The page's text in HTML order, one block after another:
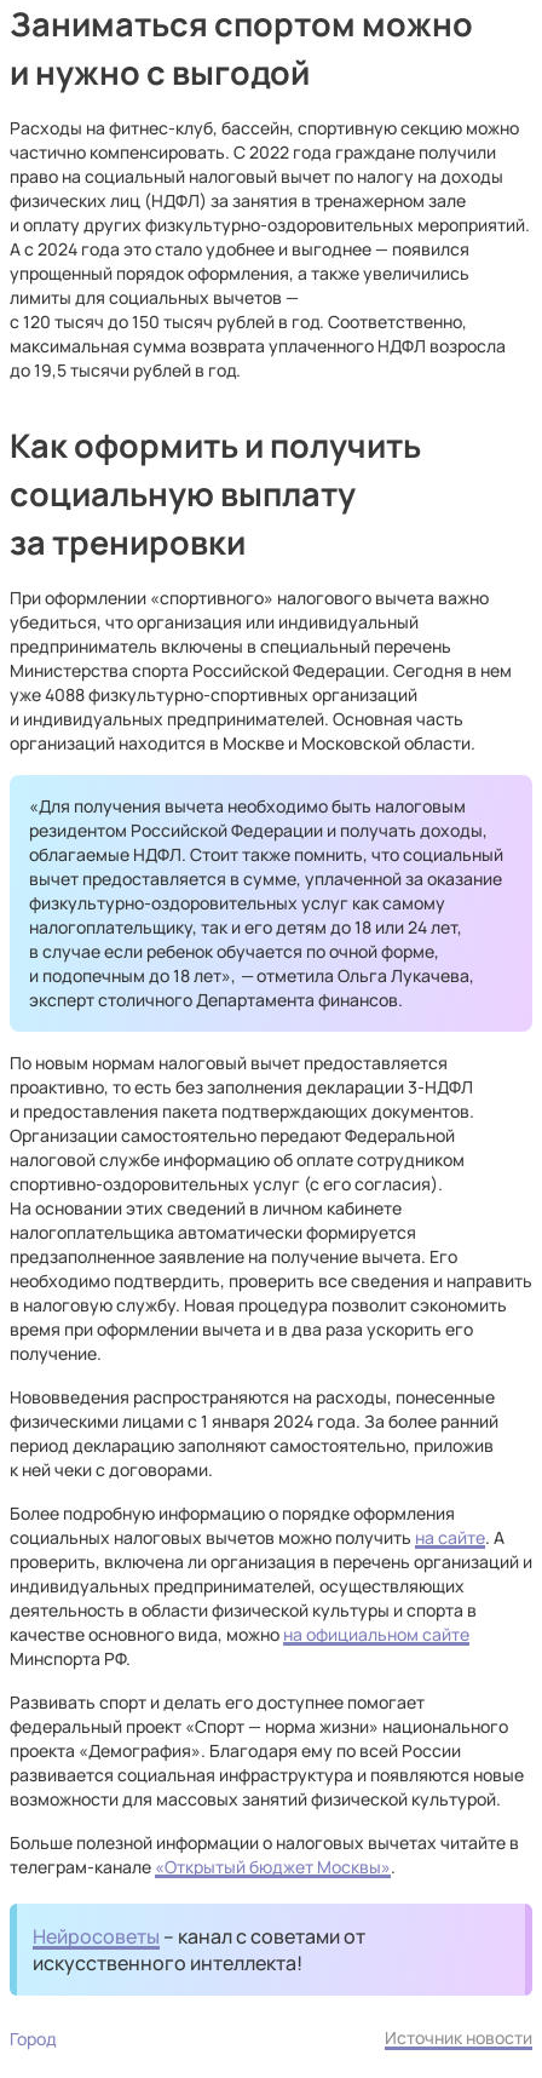
Заниматься спортом можно
и нужно с выгодой
Расходы на фитнес-клуб, бассейн, спортивную секцию можно
частично компенсировать. С 2022 года граждане получили
право на социальный налоговый вычет по налогу на доходы
физических лиц (НДФЛ) за занятия в тренажерном зале
и оплату других физкультурно-оздоровительных мероприятий.
А с 2024 года это стало удобнее и выгоднее — появился
упрощенный порядок оформления, а также увеличились
лимиты для социальных вычетов —
с 120 тысяч до 150 тысяч рублей в год. Соответственно,
максимальная сумма возврата уплаченного НДФЛ возросла
до 19,5 тысячи рублей в год.
Как оформить и получить
социальную выплату
за тренировки
При оформлении «спортивного» налогового вычета важно
убедиться, что организация или индивидуальный
предприниматель включены в специальный перечень
Министерства спорта Российской Федерации. Сегодня в нем
уже 4088 физкультурно-спортивных организаций
и индивидуальных предпринимателей. Основная часть
организаций находится в Москве и Московской области.
«Для получения вычета необходимо быть налоговым
резидентом Российской Федерации и получать доходы,
облагаемые НДФЛ. Стоит также помнить, что социальный
вычет предоставляется в сумме, уплаченной за оказание
физкультурно-оздоровительных услуг как самому
налогоплательщику, так и его детям до 18 или 24 лет,
в случае если ребенок обучается по очной форме,
и подопечным до 18 лет», —отметила Ольга Лукачева,
эксперт столичного Департамента финансов.
По новым нормам налоговый вычет предоставляется
проактивно, то есть без заполнения декларации 3-НДФЛ
и предоставления пакета подтверждающих документов.
Организации самостоятельно передают Федеральной
налоговой службе информацию об оплате сотрудником
спортивно-оздоровительных услуг (с его согласия).
На основании этих сведений в личном кабинете
налогоплательщика автоматически формируется
предзаполненное заявление на получение вычета. Его
необходимо подтвердить, проверить все сведения и направить
в налоговую службу. Новая процедура позволит сэкономить
время при оформлении вычета и в два раза ускорить его
получение.
Нововведения распространяются на расходы, понесенные
физическими лицами с 1 января 2024 года. За более ранний
период декларацию заполняют самостоятельно, приложив
к ней чеки с договорами.
Более подробную информацию о порядке оформления
социальных налоговых вычетов можно получить на сайте. А
проверить, включена ли организация в перечень организаций и
индивидуальных предпринимателей, осуществляющих
деятельность в области физической культуры и спорта в
качестве основного вида, можно на официальном сайте
Минспорта РФ.
Развивать спорт и делать его доступнее помогает
федеральный проект «Спорт — норма жизни» национального
проекта «Демография». Благодаря ему по всей России
развивается социальная инфраструктура и появляются новые
возможности для массовых занятий физической культурой.
Больше полезной информации о налоговых вычетах читайте в
телеграм-канале «Открытый бюджет Москвы».
Нейросоветы – канал с советами от
искусственного интеллекта!
Город Источник новости